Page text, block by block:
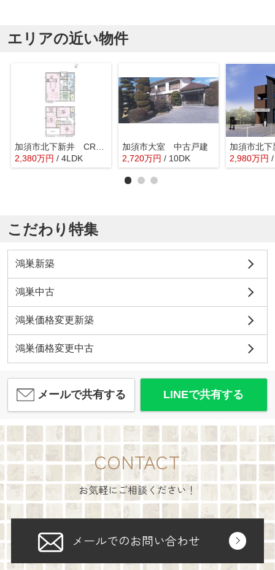
エリアの近い物件
2,380万円 / 4LDK
加須市大室 中古戸建
2,720万円 / 10DK 2,980万円
こだわり特集
鴻巣新築
鴻巣中古
鴻巣価格変更新築
鴻巣価格変更中古
メールで共有する LINEで共有する
CONTACT
お気軽にご相談ください！
メールでのお問い合わせ